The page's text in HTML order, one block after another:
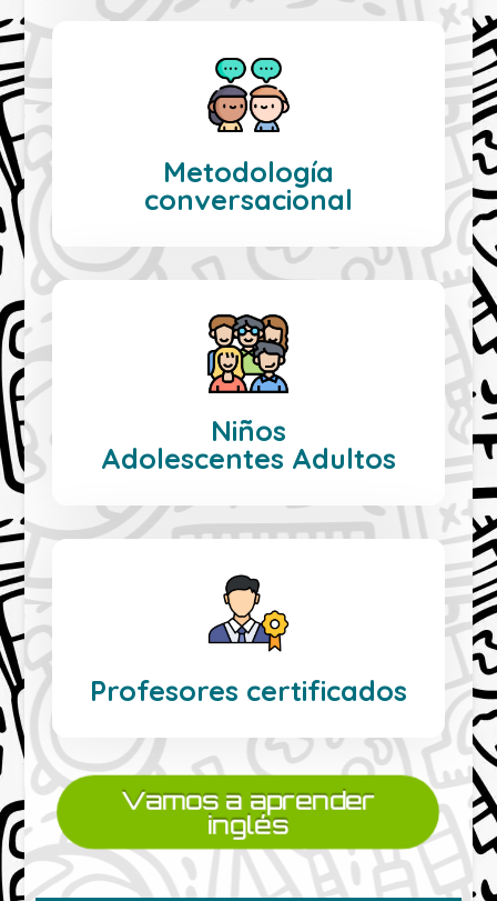
Metodología
conversacional
Niños
Adolescentes Adultos
Profesores certificados
Vamos a aprender
inglés